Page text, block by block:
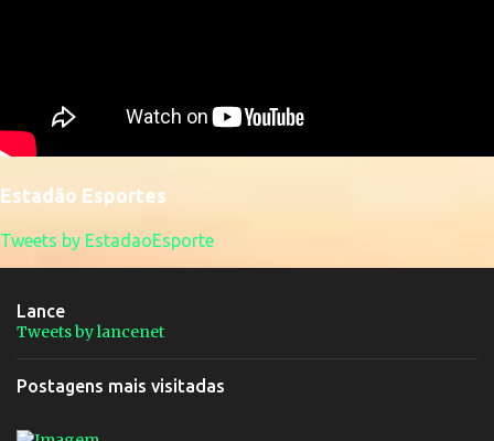
Estadão Esportes
Tweets by EstadaoEsporte
Lance
Tweets by lancenet
Postagens mais visitadas